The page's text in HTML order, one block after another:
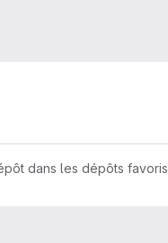
dans les dépôts favoris